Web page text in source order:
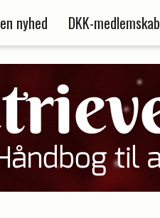
nyhed DKK-medlemskab